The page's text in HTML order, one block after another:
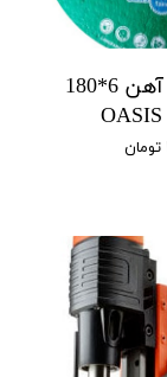
صفحه ساب آهن 6*180